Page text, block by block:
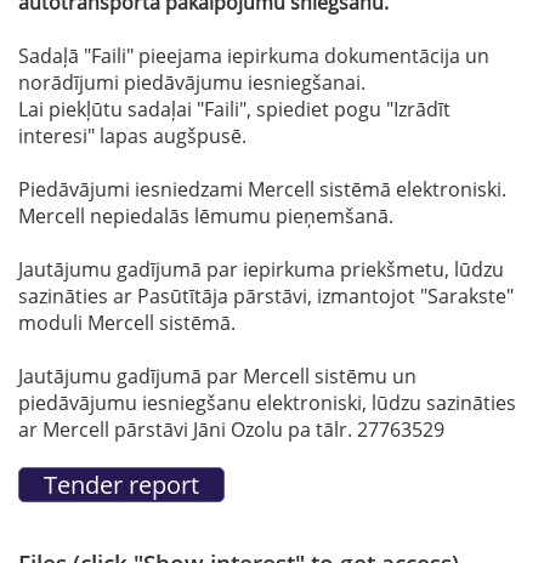
Sadaļā "Faili" pieejama iepirkuma dokumentācija un
norādījumi piedāvājumu iesniegšanai.
Lai piekļūtu sadaļai "Faili", spiediet pogu "Izrādīt
interesi" lapas augšpusē.
Piedāvājumi iesniedzami Mercell sistēmā elektroniski.
Mercell nepiedalās lēmumu pieņemšanā.
Jautājumu gadījumā par iepirkuma priekšmetu, lūdzu
sazināties ar Pasūtītāja pārstāvi, izmantojot "Sarakste"
moduli Mercell sistēmā.
Jautājumu gadījumā par Mercell sistēmu un
piedāvājumu iesniegšanu elektroniski, lūdzu sazināties
ar Mercell pārstāvi Jāni Ozolu pa tālr. 27763529